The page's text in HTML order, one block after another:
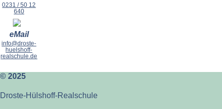
0231 / 50 12
640
eMail
info@droste-
huelshoff-
realschule.de
© 2025
Droste-Hülshoff-Realschule